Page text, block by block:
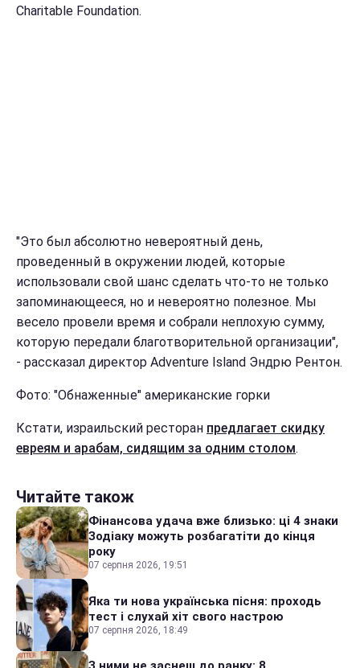
Charitable Foundation.
"Это был абсолютно невероятный день,
проведенный в окружении людей, которые
использовали свой шанс сделать что-то не только
запоминающееся, но и невероятно полезное. Мы
весело провели время и собрали неплохую сумму,
которую передали благотворительной организации",
- рассказал директор Adventure Island Эндрю Рентон.
Фото: "Обнаженные" американские горки
Кстати, израильский ресторан предлагает скидку
евреям и арабам, сидящим за одним столом.
Читайте також
Фінансова удача вже близько: ці 4 знаки
Зодіаку можуть розбагатіти до кінця
року
07 серпня 2026, 19:51
Яка ти нова українська пісня: проходь
тест і слухай хіт свого настрою
07 серпня 2026, 18:49